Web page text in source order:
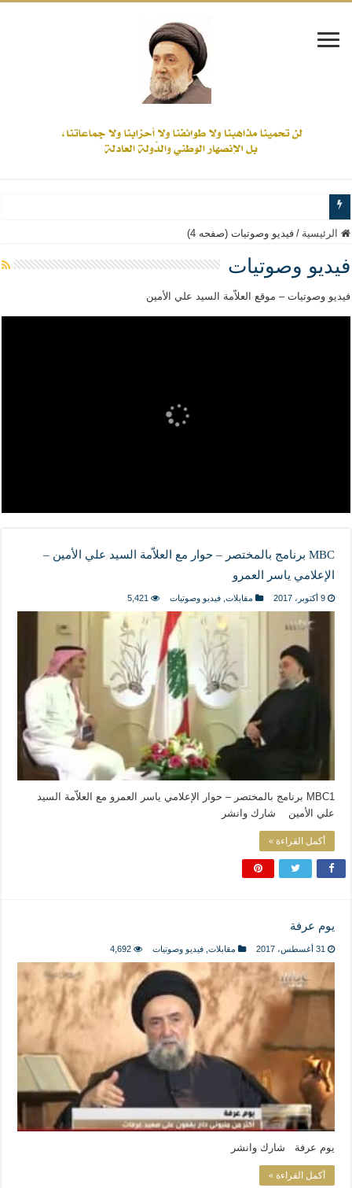
www.alamine.net
مواقف وآراء العلاّمة السيد علي الأمين من الأحداث والقضايا - اضغط للاطلاع
إذا كان التسنن هو الإيمان بسنة رسول الله ( صلى الله عليه وآله) فكلّ
الرئيسية / فيديو وصوتيات (صفحه 4)
فيديو وصوتيات
فيديو وصوتيات – موقع العلاّمة السيد علي الأمين
MBC برنامج بالمختصر – حوار مع العلاّمة السيد علي الأمين –
الإعلامي ياسر العمرو
9 أكتوبر، 2017 مقابلات, فيديو وصوتيات 5,421
MBC1 برنامج بالمختصر – حوار الإعلامي ياسر العمرو مع العلاّمة السيد
علي الأمين شارك وانشر
أكمل القراءة »
يوم عرفة
31 أغسطس، 2017 مقابلات, فيديو وصوتيات 4,692
يوم عرفة شارك وانشر
أكمل القراءة »